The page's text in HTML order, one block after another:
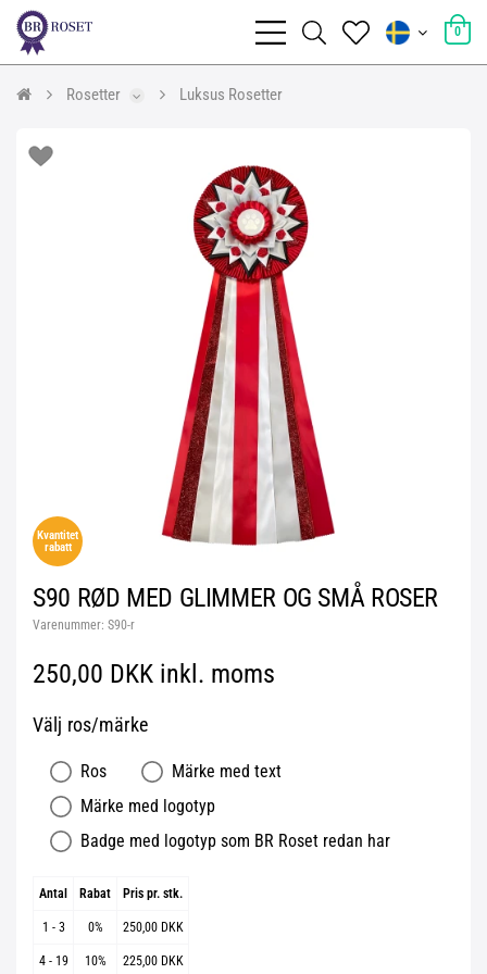
0
Rosetter Luksus Rosetter
Kvantitet
rabatt
S90 RØD MED GLIMMER OG SMÅ ROSER
Varenummer: S90-r
250,00 DKK inkl. moms
Välj ros/märke
Ros
Märke med text
Märke med logotyp
Badge med logotyp som BR Roset redan har
Antal Rabat Pris pr. stk.
1 - 3 0% 250,00 DKK
4 - 19 10% 225,00 DKK